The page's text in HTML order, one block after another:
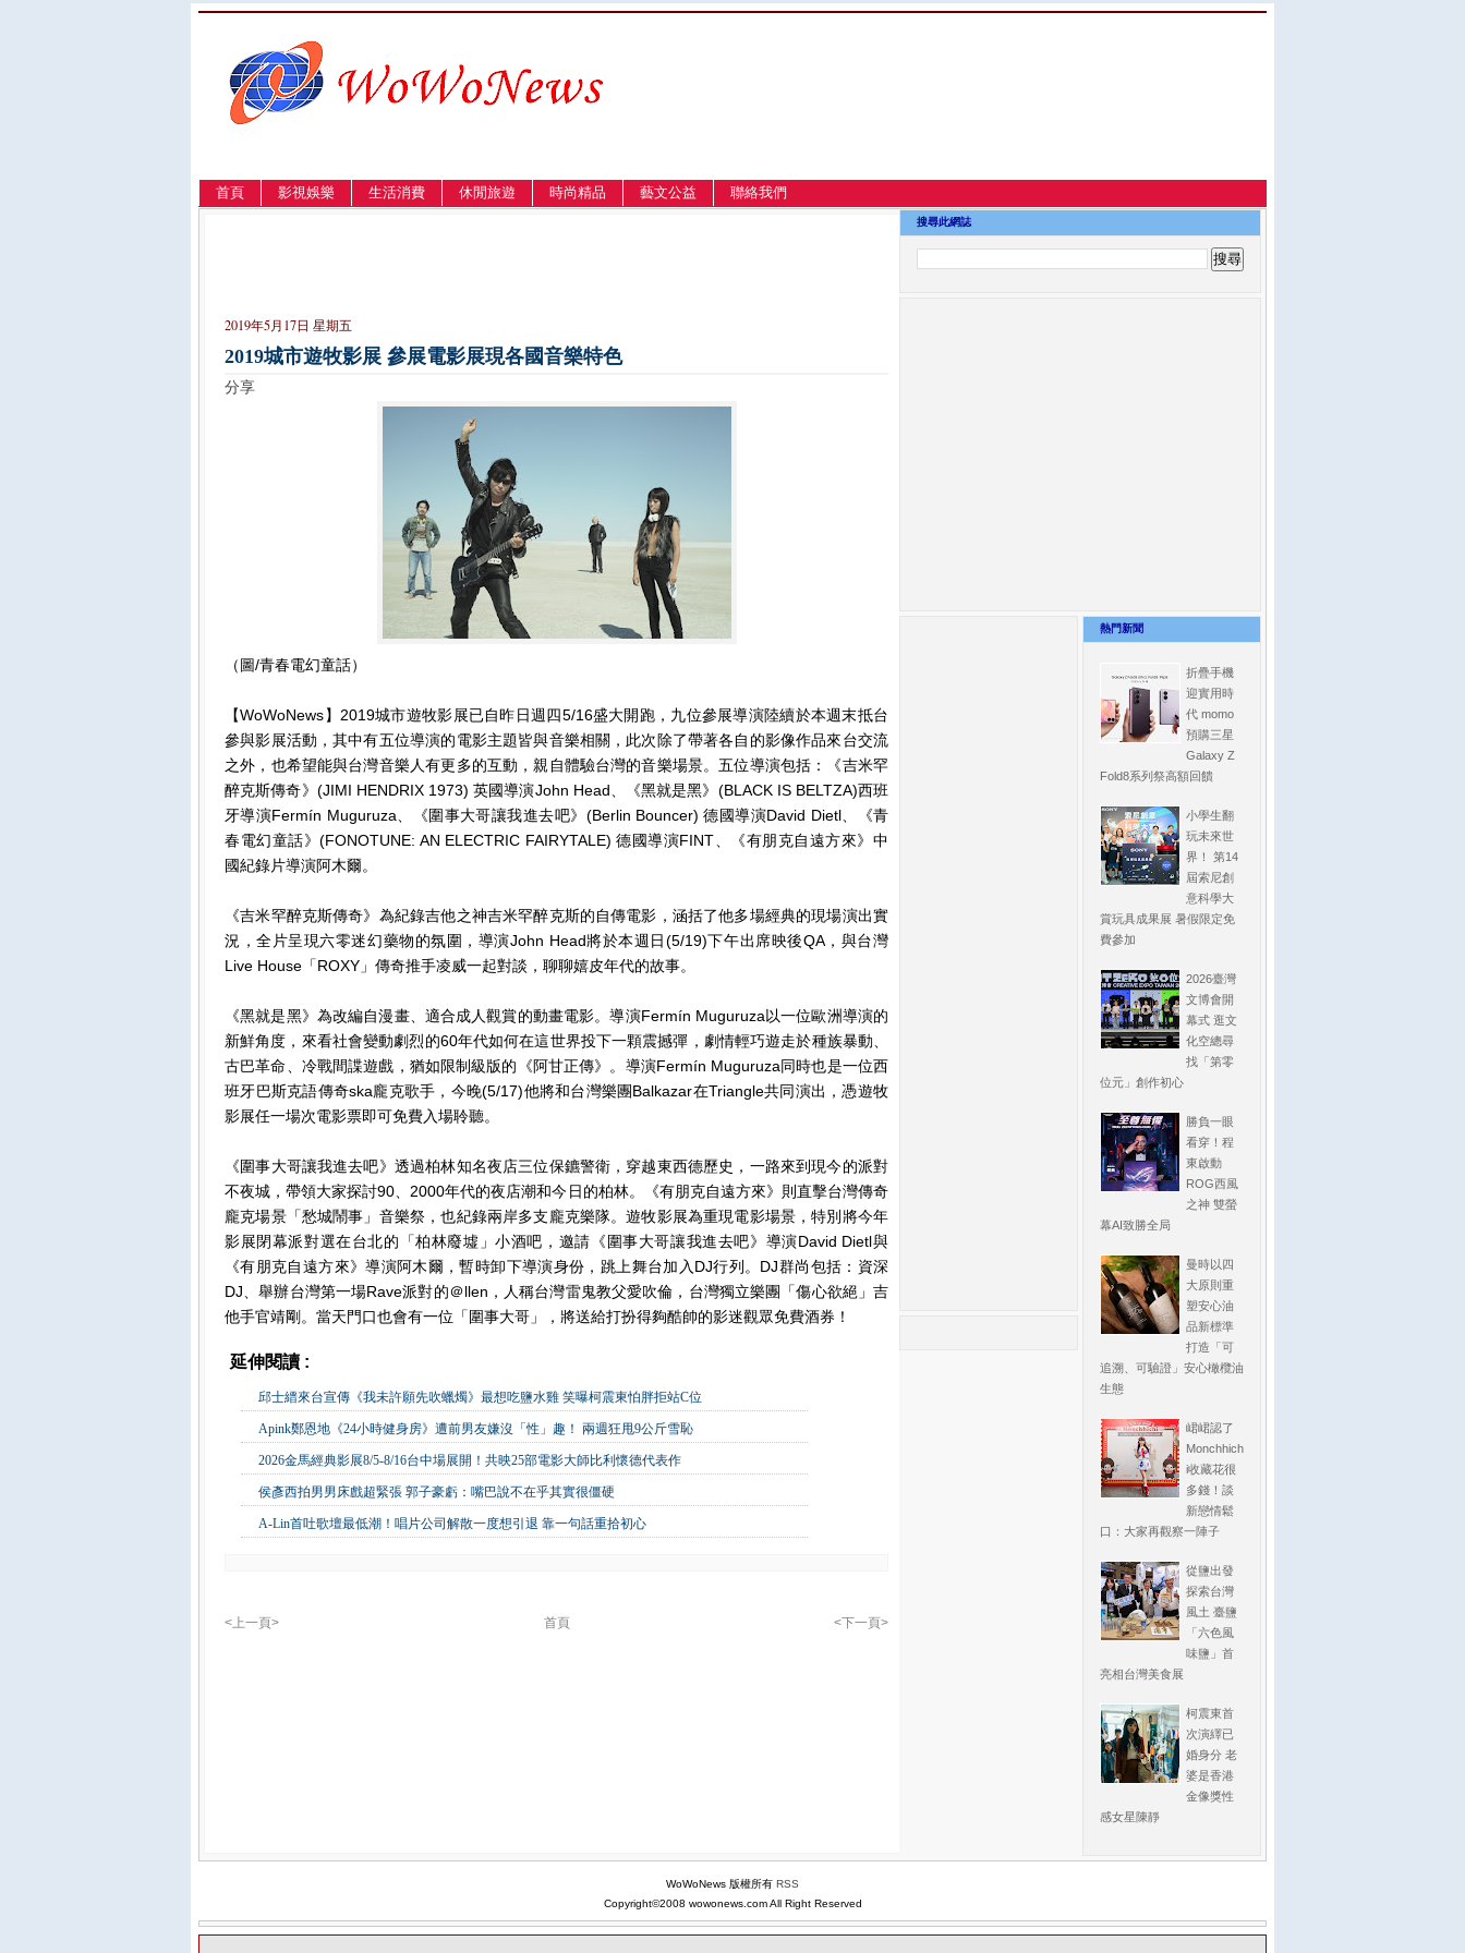
首頁 影視娛樂 生活消費 休閒旅遊 時尚精品 藝文公益 聯絡我們
2019年5月17日 星期五
2019城市遊牧影展 參展電影展現各國音樂特色
分享
（圖/青春電幻童話）
【WoWoNews】2019城市遊牧影展已自昨日週四5/16盛大開跑，九位參展導演陸續於本週末抵台
參與影展活動，其中有五位導演的電影主題皆與音樂相關，此次除了帶著各自的影像作品來台交流
之外，也希望能與台灣音樂人有更多的互動，親自體驗台灣的音樂場景。五位導演包括：《吉米罕
醉克斯傳奇》(JIMI HENDRIX 1973) 英國導演John Head、《黑就是黑》(BLACK IS BELTZA)西班
牙導演Fermín Muguruza、《圍事大哥讓我進去吧》(Berlin Bouncer) 德國導演David Dietl、《青
春電幻童話》(FONOTUNE: AN ELECTRIC FAIRYTALE) 德國導演FINT、《有朋克自遠方來》中
國紀錄片導演阿木爾。
《吉米罕醉克斯傳奇》為紀錄吉他之神吉米罕醉克斯的自傳電影，涵括了他多場經典的現場演出實
況，全片呈現六零迷幻藥物的氛圍，導演John Head將於本週日(5/19)下午出席映後QA，與台灣
Live House「ROXY」傳奇推手凌威一起對談，聊聊嬉皮年代的故事。
《黑就是黑》為改編自漫畫、適合成人觀賞的動畫電影。導演Fermín Muguruza以一位歐洲導演的
新鮮角度，來看社會變動劇烈的60年代如何在這世界投下一顆震撼彈，劇情輕巧遊走於種族暴動、
古巴革命、冷戰間諜遊戲，猶如限制級版的《阿甘正傳》。導演Fermín Muguruza同時也是一位西
班牙巴斯克語傳奇ska龐克歌手，今晚(5/17)他將和台灣樂團Balkazar在Triangle共同演出，憑遊牧
影展任一場次電影票即可免費入場聆聽。
《圍事大哥讓我進去吧》透過柏林知名夜店三位保鑣警衛，穿越東西德歷史，一路來到現今的派對
不夜城，帶領大家探討90、2000年代的夜店潮和今日的柏林。《有朋克自遠方來》則直擊台灣傳奇
龐克場景「愁城鬧事」音樂祭，也紀錄兩岸多支龐克樂隊。遊牧影展為重現電影場景，特別將今年
影展閉幕派對選在台北的「柏林廢墟」小酒吧，邀請《圍事大哥讓我進去吧》導演David Dietl與
《有朋克自遠方來》導演阿木爾，暫時卸下導演身份，跳上舞台加入DJ行列。DJ群尚包括：資深
DJ、舉辦台灣第一場Rave派對的＠llen，人稱台灣雷鬼教父愛吹倫，台灣獨立樂團「傷心欲絕」吉
他手官靖剛。當天門口也會有一位「圍事大哥」，將送給打扮得夠酷帥的影迷觀眾免費酒券！
延伸閱讀 :
邱士縉來台宣傳《我未許願先吹蠟燭》最想吃鹽水雞 笑曝柯震東怕胖拒站C位
Apink鄭恩地《24小時健身房》遭前男友嫌沒「性」趣！ 兩週狂甩9公斤雪恥
2026金馬經典影展8/5-8/16台中場展開！共映25部電影大師比利懷德代表作
侯彥西拍男男床戲超緊張 郭子豪虧：嘴巴說不在乎其實很僵硬
A-Lin首吐歌壇最低潮！唱片公司解散一度想引退 靠一句話重拾初心
<上一頁> <下一頁>
首頁
搜尋此網誌
熱門新聞
折疊手機
迎實用時
代 momo
預購三星
Galaxy Z
Fold8系列祭高額回饋
小學生翻
玩未來世
界！ 第14
屆索尼創
意科學大
賞玩具成果展 暑假限定免
費參加
2026臺灣
文博會開
幕式 逛文
化空總尋
找「第零
位元」創作初心
勝負一眼
看穿！程
東啟動
ROG西風
之神 雙螢
幕AI致勝全局
曼時以四
大原則重
塑安心油
品新標準
打造「可
追溯、可驗證」安心橄欖油
生態
峮峮認了
Monchhich
i收藏花很
多錢！談
新戀情鬆
口：大家再觀察一陣子
從鹽出發
探索台灣
風土 臺鹽
「六色風
味鹽」首
亮相台灣美食展
柯震東首
次演繹已
婚身分 老
婆是香港
金像獎性
感女星陳靜
WoWoNews 版權所有 RSS
Copyright©2008 wowonews.com All Right Reserved